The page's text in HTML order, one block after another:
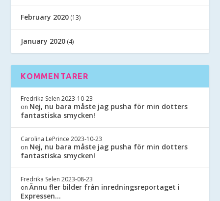
February 2020 (13)
January 2020 (4)
KOMMENTARER
Fredrika Selen 2023-10-23
on Nej, nu bara måste jag pusha för min dotters
fantastiska smycken!
Carolina LePrince 2023-10-23
on Nej, nu bara måste jag pusha för min dotters
fantastiska smycken!
Fredrika Selen 2023-08-23
onÄnnu fler bilder från inredningsreportaget i
Expressen…